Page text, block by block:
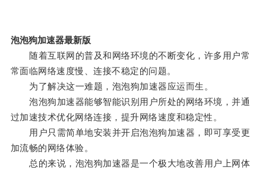
泡泡狗加速器最新版
随着互联网的普及和网络环境的不断变化，许多用户常
常面临网络速度慢、连接不稳定的问题。
为了解决这一难题，泡泡狗加速器应运而生。
泡泡狗加速器能够智能识别用户所处的网络环境，并通
过加速技术优化网络连接，提升网络速度和稳定性。
用户只需简单地安装并开启泡泡狗加速器，即可享受更
加流畅的网络体验。
总的来说，泡泡狗加速器是一个极大地改善用户上网体